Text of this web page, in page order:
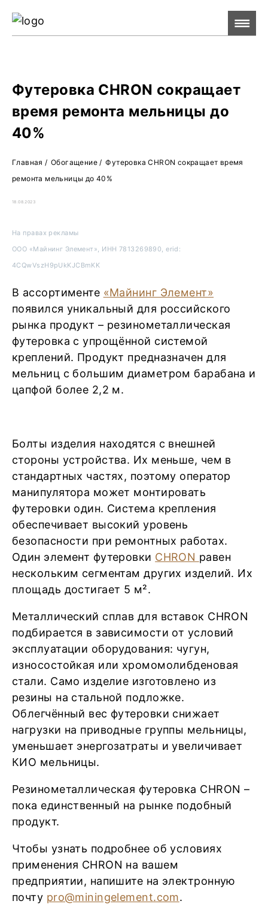
Футеровка CHRON сокращает
время ремонта мельницы до
40%
Главная / Обогащение/ Футеровка CHRON сокращает время
ремонта мельницы до 40%
18.08.2023
На правах рекламы
ООО «Майнинг Элемент», ИНН 7813269890, erid:
4CQwVszH9pUkKJCBmKK
В ассортименте «Майнинг Элемент»
появился уникальный для российского
рынка продукт – резинометаллическая
футеровка с упрощённой системой
креплений. Продукт предназначен для
мельниц с большим диаметром барабана и
цапфой более 2,2 м.
Болты изделия находятся с внешней
стороны устройства. Их меньше, чем в
стандартных частях, поэтому оператор
манипулятора может монтировать
футеровки один. Система крепления
обеспечивает высокий уровень
безопасности при ремонтных работах.
Один элемент футеровки CHRON равен
нескольким сегментам других изделий. Их
площадь достигает 5 м².
Металлический сплав для вставок CHRON
подбирается в зависимости от условий
эксплуатации оборудования: чугун,
износостойкая или хромомолибденовая
стали. Само изделие изготовлено из
резины на стальной подложке.
Облегчённый вес футеровки снижает
нагрузки на приводные группы мельницы,
уменьшает энергозатраты и увеличивает
КИО мельницы.
Резинометаллическая футеровка CHRON –
пока единственный на рынке подобный
продукт.
Чтобы узнать подробнее об условиях
применения CHRON на вашем
предприятии, напишите на электронную
почту pro@miningelement.com.